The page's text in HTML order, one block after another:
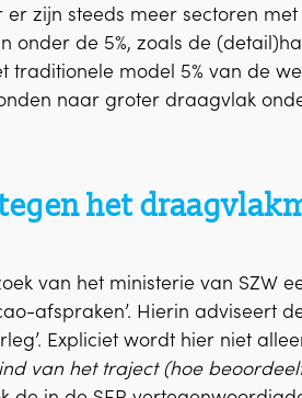
zijn steeds meer sectoren
onder de 5%, zoals de
traditionele model 5% van de
naar groter draagvlak
het
van het ministerie van SZW
afspraken’. Hierin adviseert
Expliciet wordt hier niet
van het traject (hoe